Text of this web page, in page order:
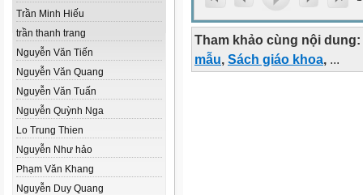
Trần Minh Hiếu
trần thanh trang
Nguyễn Văn Tiến
Nguyễn Văn Quang
Nguyễn Văn Tuấn
Nguyễn Quỳnh Nga
Lo Trung Thien
Nguyễn Như hảo
Phạm Văn Khang
Nguyễn Duy Quang
Tham khảo cùng nội dung:
mẫu, Sách giáo khoa, ...